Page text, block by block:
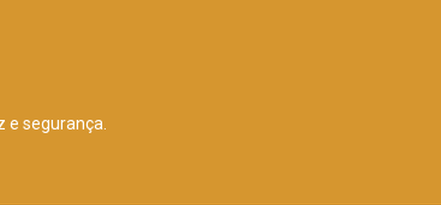
e segurança.